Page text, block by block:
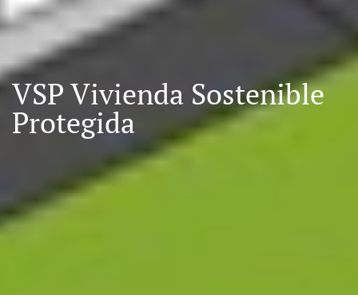
VSP Vivienda Sostenible
Protegida